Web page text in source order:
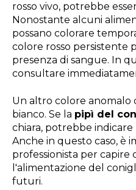
rosso vivo, potrebbe
Nonostante alcuni
possano colorare
colore rosso persistente
presenza di sangue. In
consultare
Un altro colore anomalo
bianco. Se la pipì del
chiara, potrebbe indicare
Anche in questo caso, è
professionista per capire
l'alimentazione del
futuri.